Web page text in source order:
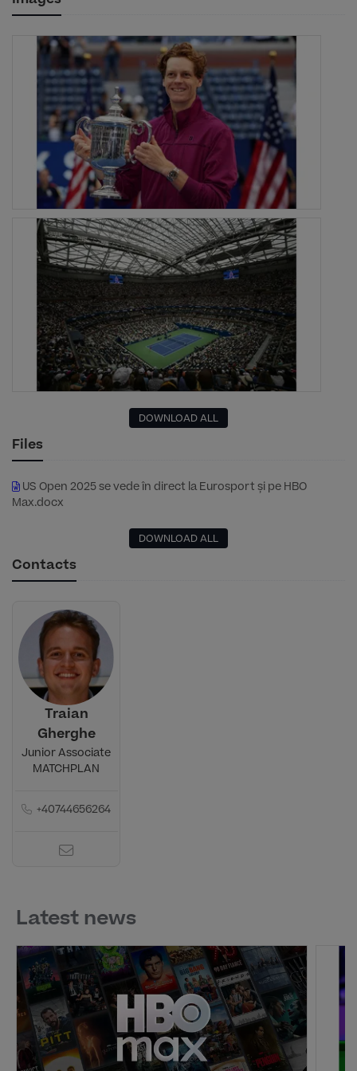
DOWNLOAD ALL
Files
US Open 2025 se vede în direct la Eurosport și pe HBO
Max.docx
DOWNLOAD ALL
Contacts
Traian
Gherghe
Junior Associate
MATCHPLAN
+40744656264
Latest news